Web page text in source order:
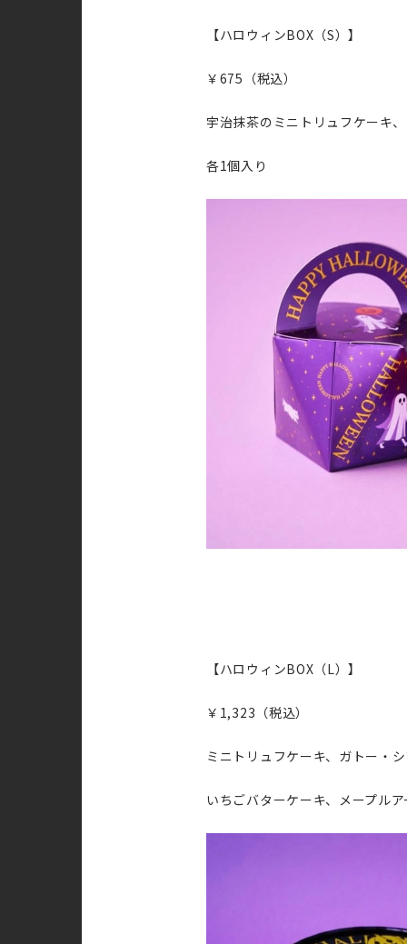
【ハロウィンBOX（S）】
￥675（税込）
宇治抹茶のミニトリュフケーキ
各1個入り
【ハロウィンBOX（L）】
￥1,323（税込）
ミニトリュフケーキ、ガトー・
いちごバターケーキ、メープル